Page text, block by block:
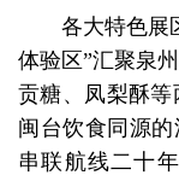
各大特色展
体验区”汇聚泉
贡糖、凤梨酥
闽台饮食同源
串联航线二十